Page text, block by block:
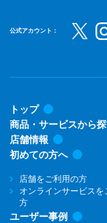
公式アカウント：
トップ
商品・サービスから
店舗情報
初めての方へ
店舗をご利用の方
オンラインサービスを
方
ユーザー事例